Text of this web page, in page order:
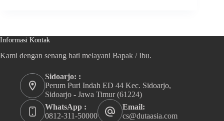
Informasi Kontak
Kami dengan senang hati melayani Bapak / Ibu.
Sidoarjo: :
Perum Puri Indah ED 44 Kec. Sidoarjo,
Sidoarjo - Jawa Timur (61224)
WhatsApp :
0812-311-50000
Email:
cs@dutaasia.com